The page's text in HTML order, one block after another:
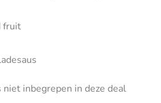
fruit
inbegrepen in deze deal